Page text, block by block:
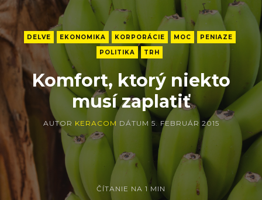
DELVE EKONOMIKA KORPORÁCIE MOC
PENIAZE
POLITIKA
TRH
Komfort, ktorý niekto
musí zaplatiť
AUTOR KERACOM DÁTUM 5. FEBRUÁR 2015
ČÍTANIE NA 1 MIN